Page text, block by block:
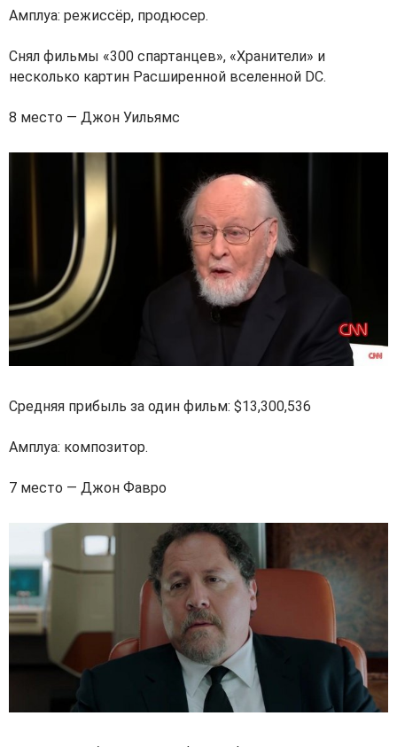
Амплуа: режиссёр, продюсер.
Снял фильмы «300 спартанцев», «Хранители» и
несколько картин Расширенной вселенной DC.
8 место — Джон Уильямс
Средняя прибыль за один фильм: $13,300,536
Амплуа: композитор.
7 место — Джон Фавро